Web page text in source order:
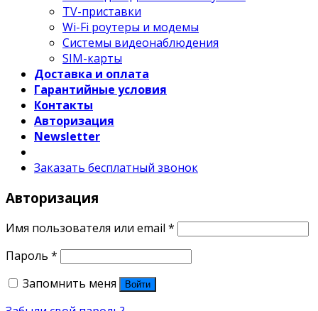
TV-приставки
Wi-Fi роутеры и модемы
Системы видеонаблюдения
SIM-карты
Доставка и оплата
Гарантийные условия
Контакты
Авторизация
Newsletter
Заказать бесплатный звонок
Авторизация
Имя пользователя или email *
Пароль *
Запомнить меня
Войти